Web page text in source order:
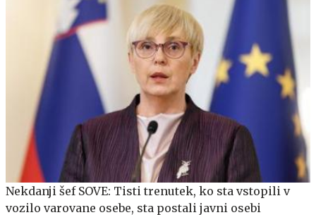
Nekdanji šef SOVE: Tisti trenutek, ko sta vstopili v
vozilo varovane osebe, sta postali javni osebi